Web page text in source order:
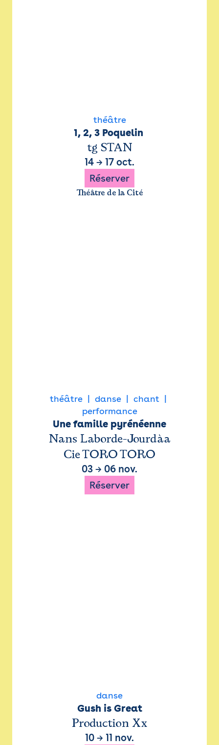
théâtre
1, 2, 3 Poquelin
tg STAN
14 → 17 oct.
Réserver
Théâtre de la Cité
théâtre danse
chant
performance
Une famille pyrénéenne
Nans Laborde-Jourdàa
Cie TORO TORO
03 → 06 nov.
Réserver
danse
Gush is Great
Production Xx
10 → 11 nov.